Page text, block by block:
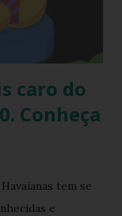
caro do
Conheça
tem se
e